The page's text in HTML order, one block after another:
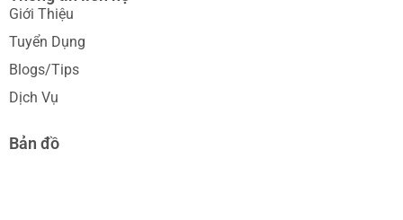
Giới Thiệu
Tuyển Dụng
Blogs/Tips
Dịch Vụ
Bản đồ